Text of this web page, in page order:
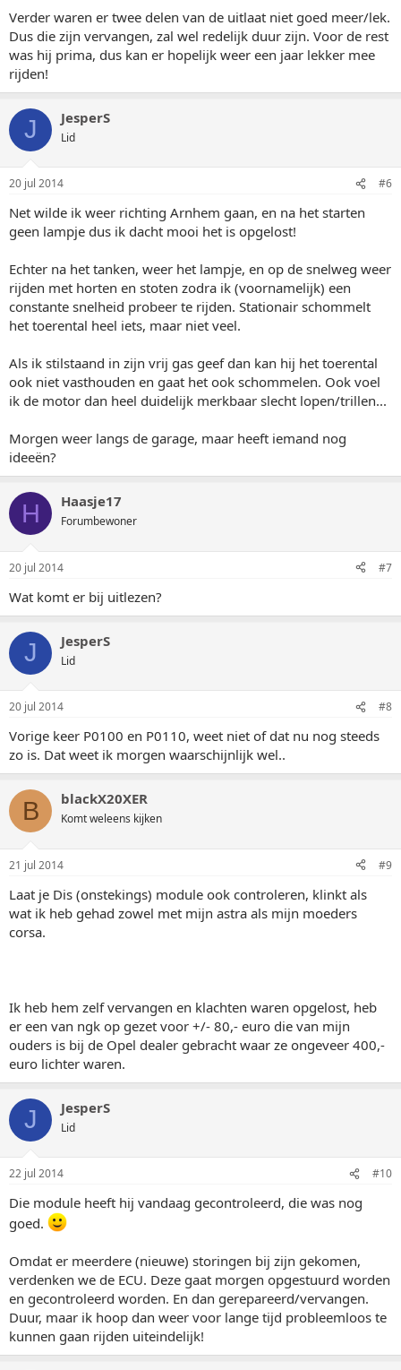
Verder waren er twee delen van de uitlaat niet goed meer/lek.
Dus die zijn vervangen, zal wel redelijk duur zijn. Voor de rest
was hij prima, dus kan er hopelijk weer een jaar lekker mee
rijden!
J JesperS
Lid
20 jul 2014 #6
Net wilde ik weer richting Arnhem gaan, en na het starten
geen lampje dus ik dacht mooi het is opgelost!
Echter na het tanken, weer het lampje, en op de snelweg weer
rijden met horten en stoten zodra ik (voornamelijk) een
constante snelheid probeer te rijden. Stationair schommelt
het toerental heel iets, maar niet veel.
Als ik stilstaand in zijn vrij gas geef dan kan hij het toerental
ook niet vasthouden en gaat het ook schommelen. Ook voel
ik de motor dan heel duidelijk merkbaar slecht lopen/trillen...
Morgen weer langs de garage, maar heeft iemand nog
ideeën?
H Haasje17
Forumbewoner
20 jul 2014 #7
Wat komt er bij uitlezen?
J JesperS
Lid
20 jul 2014 #8
Vorige keer P0100 en P0110, weet niet of dat nu nog steeds
zo is. Dat weet ik morgen waarschijnlijk wel..
B blackX20XER
Komt weleens kijken
21 jul 2014 #9
Laat je Dis (onstekings) module ook controleren, klinkt als
wat ik heb gehad zowel met mijn astra als mijn moeders
corsa.
Ik heb hem zelf vervangen en klachten waren opgelost, heb
er een van ngk op gezet voor +/- 80,- euro die van mijn
ouders is bij de Opel dealer gebracht waar ze ongeveer 400,-
euro lichter waren.
J JesperS
Lid
22 jul 2014 #10
Die module heeft hij vandaag gecontroleerd, die was nog
goed.
Omdat er meerdere (nieuwe) storingen bij zijn gekomen,
verdenken we de ECU. Deze gaat morgen opgestuurd worden
en gecontroleerd worden. En dan gerepareerd/vervangen.
Duur, maar ik hoop dan weer voor lange tijd probleemloos te
kunnen gaan rijden uiteindelijk!